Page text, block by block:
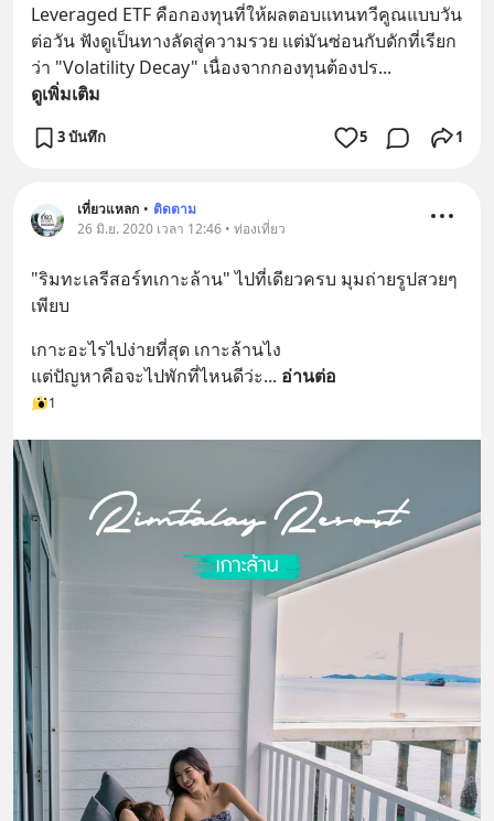
Leveraged ETF คือกองทุนที่ให้ผลตอบแทนทวีคูณแบบวัน
ต่อวัน ฟังดูเป็นทางลัดสู่ความรวย แต่มันซ่อนกับดักที่เรียก
ว่า "Volatility Decay" เนื่องจากกองทุนต้องปร...
ดูเพิ่มเติม
3 บันทึก 5 1
เที่ยวแหลก • ติดตาม
26 มิ.ย. 2020 เวลา 12:46 • ท่องเที่ยว
"ริมทะเลรีสอร์ทเกาะล้าน" ไปที่เดียวครบ มุมถ่ายรูปสวยๆ
เพียบ
เกาะอะไรไปง่ายที่สุด เกาะล้านไง
แต่ปัญหาคือจะไปพักที่ไหนดีว่ะ... อ่านต่อ
1